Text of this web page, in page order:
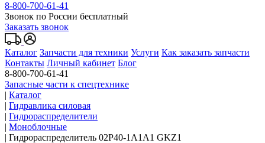
8-800-700-61-41
Звонок по России бесплатный
Заказать звонок
Каталог Запчасти для техники Услуги Как заказать запчасти
Контакты Личный кабинет Блог
8-800-700-61-41
Запасные части к спецтехнике
| Каталог
| Гидравлика силовая
| Гидрораспределители
| Моноблочные
| Гидрораспределитель 02P40-1A1A1 GKZ1